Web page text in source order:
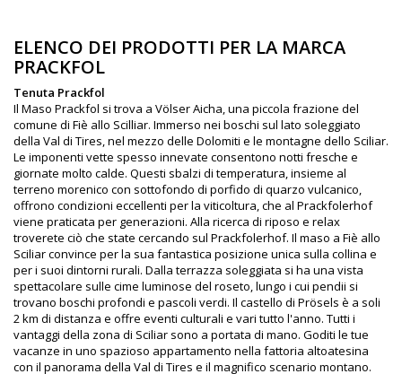
ELENCO DEI PRODOTTI PER LA MARCA
PRACKFOL
Tenuta Prackfol
Il Maso Prackfol si trova a Völser Aicha, una piccola frazione del
comune di Fiè allo Scilliar. Immerso nei boschi sul lato soleggiato
della Val di Tires, nel mezzo delle Dolomiti e le montagne dello Sciliar.
Le imponenti vette spesso innevate consentono notti fresche e
giornate molto calde. Questi sbalzi di temperatura, insieme al
terreno morenico con sottofondo di porfido di quarzo vulcanico,
offrono condizioni eccellenti per la viticoltura, che al Prackfolerhof
viene praticata per generazioni. Alla ricerca di riposo e relax
troverete ciò che state cercando sul Prackfolerhof. Il maso a Fiè allo
Sciliar convince per la sua fantastica posizione unica sulla collina e
per i suoi dintorni rurali. Dalla terrazza soleggiata si ha una vista
spettacolare sulle cime luminose del roseto, lungo i cui pendii si
trovano boschi profondi e pascoli verdi. Il castello di Prösels è a soli
2 km di distanza e offre eventi culturali e vari tutto l'anno. Tutti i
vantaggi della zona di Sciliar sono a portata di mano. Goditi le tue
vacanze in uno spazioso appartamento nella fattoria altoatesina
con il panorama della Val di Tires e il magnifico scenario montano.